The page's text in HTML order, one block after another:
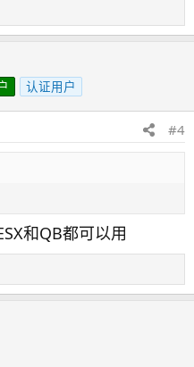
认证用户
#4
和QB都可以用